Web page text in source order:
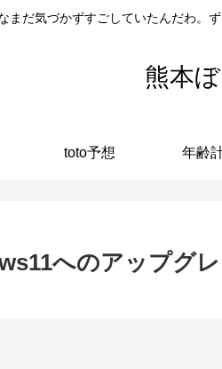
まだ気づかずすごしていたんだわ。
熊本
toto予想 年齢
へのアップグ